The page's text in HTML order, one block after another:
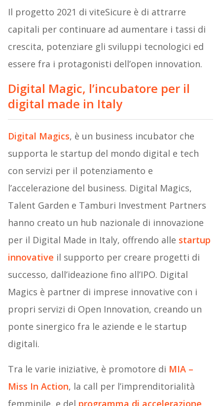
Il progetto 2021 di viteSicure è di attrarre
capitali per continuare ad aumentare i tassi di
crescita, potenziare gli sviluppi tecnologici ed
essere fra i protagonisti dell’open innovation.
Digital Magic, l’incubatore per il
digital made in Italy
Digital Magics, è un business incubator che
supporta le startup del mondo digital e tech
con servizi per il potenziamento e
l’accelerazione del business. Digital Magics,
Talent Garden e Tamburi Investment Partners
hanno creato un hub nazionale di innovazione
per il Digital Made in Italy, offrendo alle startup
innovative il supporto per creare progetti di
successo, dall’ideazione fino all’IPO. Digital
Magics è partner di imprese innovative con i
propri servizi di Open Innovation, creando un
ponte sinergico fra le aziende e le startup
digitali.
Tra le varie iniziative, è promotore di MIA –
Miss In Action, la call per l’imprenditorialità